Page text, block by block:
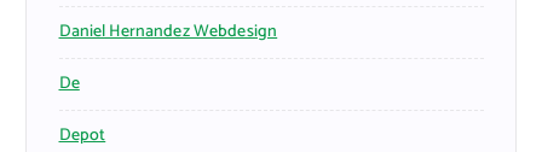
Daniel Hernandez Webdesign
De
Depot